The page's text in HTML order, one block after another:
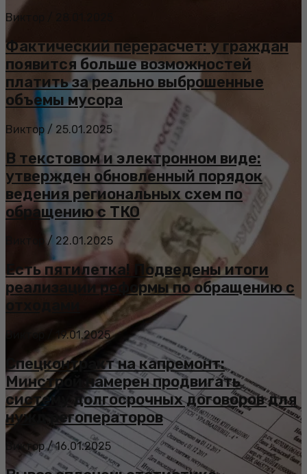
Виктор
Фактический перерасчет: у граждан
появится больше возможностей
платить за реально выброшенные
объемы мусора
Виктор / 25.01.2025
В текстовом и электронном виде:
утвержден обновленный порядок
ведения региональных схем по
обращению с ТКО
/ 22.01.2025
Есть пятилетка! Подведены итоги
реализации реформы по обращению с
отходами
19.01.2025
Спецконтракт на капремонт:
Минстрой намерен продвигать
систему долгосрочных договоров для
нужд регоператоров
Виктор / 16.01.2025